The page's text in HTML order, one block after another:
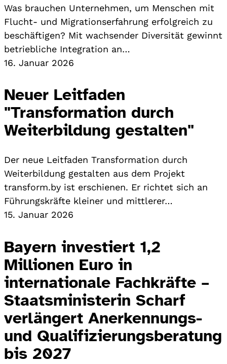
Was brauchen Unternehmen, um Menschen mit
Flucht- und Migrationserfahrung erfolgreich zu
beschäftigen? Mit wachsender Diversität gewinnt
betriebliche Integration an…
16. Januar 2026
Neuer Leitfaden
"Transformation durch
Weiterbildung gestalten"
Der neue Leitfaden Transformation durch
Weiterbildung gestalten aus dem Projekt
transform.by ist erschienen. Er richtet sich an
Führungskräfte kleiner und mittlerer…
15. Januar 2026
Bayern investiert 1,2
Millionen Euro in
internationale Fachkräfte –
Staatsministerin Scharf
verlängert Anerkennungs-
und Qualifizierungsberatung
bis 2027